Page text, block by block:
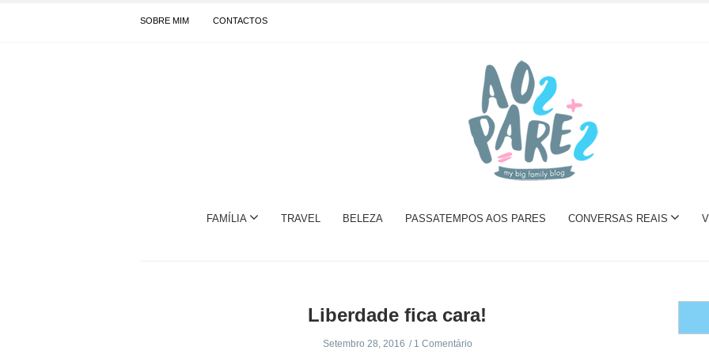
SOBRE MIM CONTACTOS
FAMÍLIA TRAVEL BELEZA PASSATEMPOS AOS PARES CONVERSAS REAIS
Liberdade fica cara!
Setembro 28, 2016 1 Comentário